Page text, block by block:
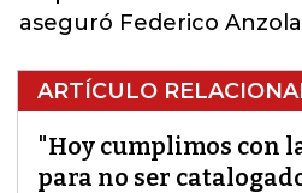
aseguró Federico
ARTÍCULO
"Hoy cumplimos con
para no ser